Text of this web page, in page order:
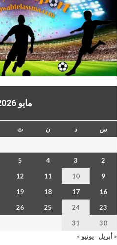
مايو 2026
س د ن ث
2
3
4
5
9
10
11
12
16
17
18
19
23
24
25
26
30
31
« أبريل
يونيو »